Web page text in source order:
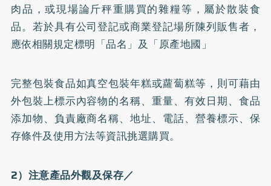
肉品，或現場論斤秤重購買的雜糧等，屬於散裝食
品。若於具有公司登記或商業登記場所陳列販售者，
應依相關規定標明「品名」及「原產地國」
完整包裝食品如真空包裝年糕或蘿蔔糕等，則可藉由
外包裝上標示內容物的名稱、重量、有效日期、食品
添加物、負責廠商名稱、地址、電話、營養標示、保
存條件及使用方法等資訊挑選購買。
2）注意產品外觀及保存／